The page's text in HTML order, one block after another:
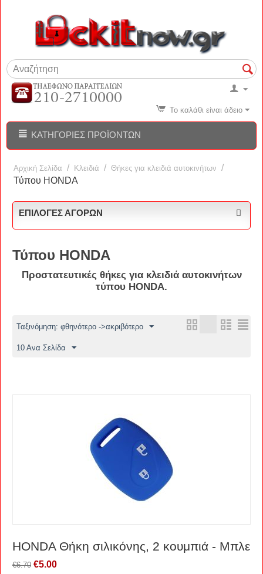
Το καλάθι είναι άδειο
ΚΑΤΗΓΟΡΊΕΣ ΠΡΟΪΌΝΤΩΝ
Αρχική Σελίδα / Κλειδιά / Θήκες για κλειδιά αυτοκινήτων /
Τύπου HONDA
ΕΠΙΛΟΓΈΣ ΑΓΟΡΏΝ
Τύπου HONDA
Προστατευτικές θήκες για κλειδιά αυτοκινήτων
τύπου HONDA.
Ταξινόμηση: φθηνότερο ->ακριβότερο
10 Ανα Σελίδα
HONDA Θήκη σιλικόνης, 2 κουμπιά - Μπλε
€6.70 €5.00